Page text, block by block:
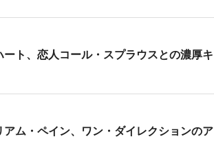
ト、恋人コール・スプラウスとの濃厚キ
ム・ペイン、ワン・ダイレクションのア